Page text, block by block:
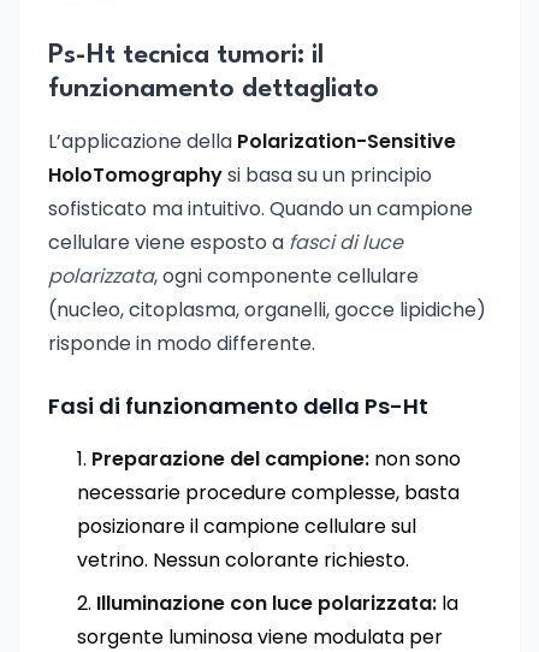
Ps-Ht tecnica tumori: il
funzionamento dettagliato
L’applicazione della Polarization-Sensitive
HoloTomographysi basa su un principio
sofisticato ma intuitivo. Quando un campione
cellulare viene esposto a fasci di luce
polarizzata, ogni componente cellulare
(nucleo, citoplasma, organelli, gocce lipidiche)
risponde in modo differente.
Fasi di funzionamento della Ps-Ht
Preparazione del campione: non sono
necessarie procedure complesse, basta
posizionare il campione cellulare sul
vetrino. Nessun colorante richiesto.
Illuminazione con luce polarizzata: la
sorgente luminosa viene modulata per